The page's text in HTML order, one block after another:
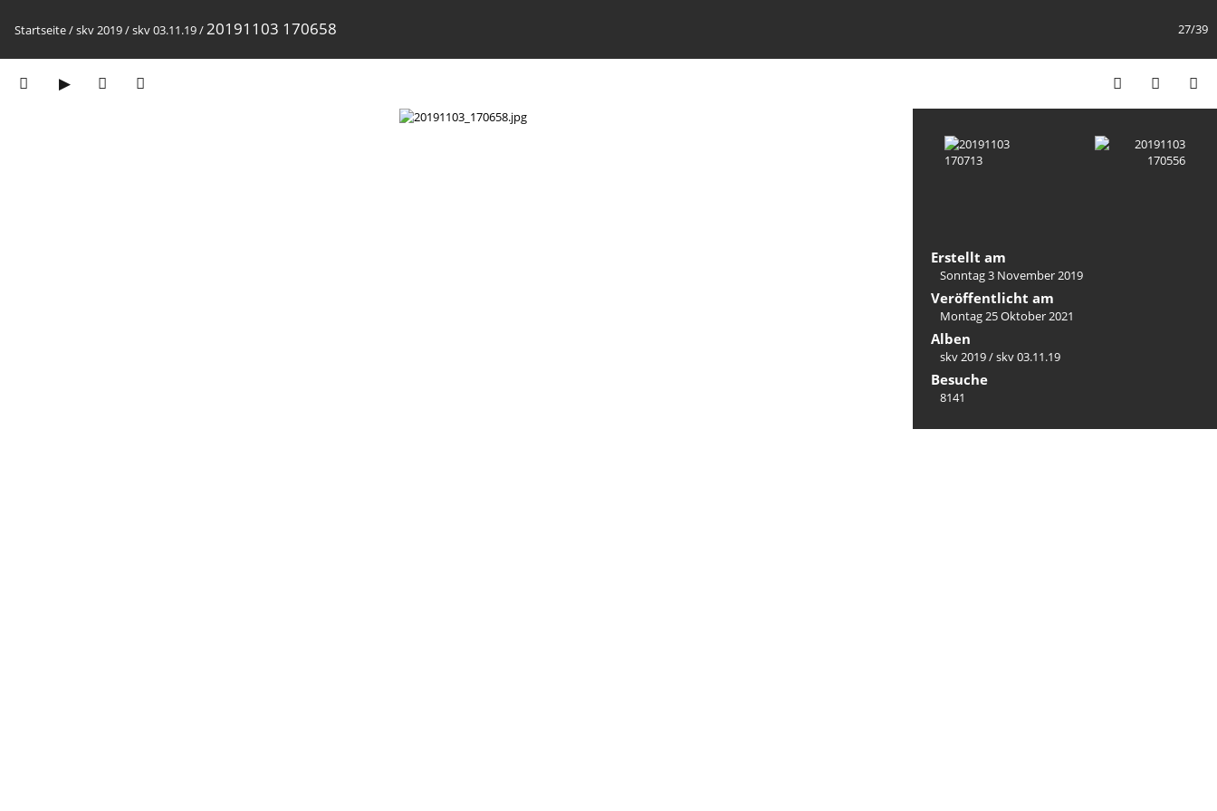
27/39
Startseite/skv 2019/skv 03.11.19/20191103 170658
Erstellt am
Sonntag 3 November 2019
Veröffentlicht am
Montag 25 Oktober 2021
Alben
skv 2019/skv 03.11.19
Besuche
8141